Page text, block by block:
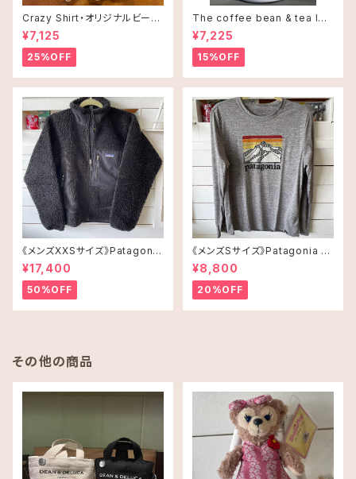
Crazy Shirt・オリジナルビーチ
タオル
¥7,125
25%OFF
The coffee bean & tea lea
f タンブラー 16oz(473ml)・C
offee and Alohaオレンジ
¥7,225
15%OFF
《メンズXXSサイズ》Patagonia
レトロX
¥17,400
50%OFF
《メンズSサイズ》Patagonia ロ
ングスリーブT-shirt
¥8,800
20%OFF
その他の商品